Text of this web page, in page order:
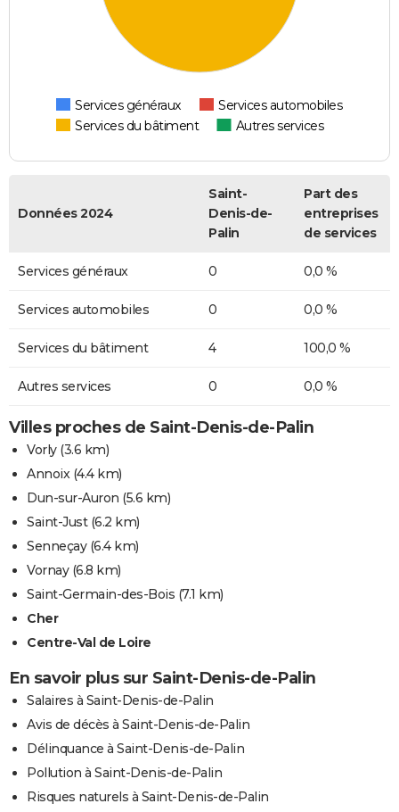
Services généraux
Services automobiles
Services du bâtiment
Autres services
Données 2024
Saint-
Denis-de-
Palin
Part des
entreprises
de services
Services généraux 0 0,0 %
Services automobiles 0 0,0 %
Services du bâtiment 4 100,0 %
Autres services 0 0,0 %
Villes proches de Saint-Denis-de-Palin
Vorly(3.6 km)
Annoix(4.4 km)
Dun-sur-Auron (5.6 km)
Saint-Just(6.2 km)
Senneçay(6.4 km)
Vornay(6.8 km)
Saint-Germain-des-Bois (7.1 km)
Cher
Centre-Val de Loire
En savoir plus sur Saint-Denis-de-Palin
Salaires à Saint-Denis-de-Palin
Avis de décès à Saint-Denis-de-Palin
Délinquance à Saint-Denis-de-Palin
Pollution à Saint-Denis-de-Palin
Risques naturels à Saint-Denis-de-Palin